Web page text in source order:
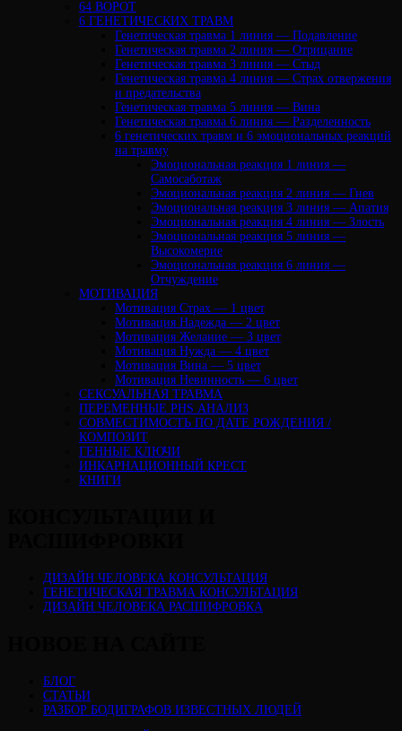
64 ВОРОТ
6 ГЕНЕТИЧЕСКИХ ТРАВМ
Генетическая травма 1 линия — Подавление
Генетическая травма 2 линия — Отрицание
Генетическая травма 3 линия — Стыд
Генетическая травма 4 линия — Страх отвержения
и предательства
Генетическая травма 5 линия — Вина
Генетическая травма 6 линия — Разделенность
6 генетических травм и 6 эмоциональных реакций
на травму
Эмоциональная реакция 1 линия —
Самосаботаж
Эмоциональная реакция 2 линия — Гнев
Эмоциональная реакция 3 линия — Апатия
Эмоциональная реакция 4 линия — Злость
Эмоциональная реакция 5 линия —
Высокомерие
Эмоциональная реакция 6 линия —
Отчуждение
МОТИВАЦИЯ
Мотивация Страх — 1 цвет
Мотивация Надежда — 2 цвет
Мотивация Желание — 3 цвет
Мотивация Нужда — 4 цвет
Мотивация Вина — 5 цвет
Мотивация Невинность — 6 цвет
СЕКСУАЛЬНАЯ ТРАВМА
ПЕРЕМЕННЫЕ PHS АНАЛИЗ
CОВМЕСТИМОСТЬ ПО ДАТЕ РОЖДЕНИЯ /
КОМПОЗИТ
ГЕННЫЕ КЛЮЧИ
ИНКАРНАЦИОННЫЙ КРЕСТ
КНИГИ
ДИЗАЙН ЧЕЛОВЕКА КОНСУЛЬТАЦИЯ
ГЕНЕТИЧЕСКАЯ ТРАВМА КОНСУЛЬТАЦИЯ
ДИЗАЙН ЧЕЛОВЕКА РАСШИФРОВКА
БЛОГ
СТАТЬИ
РАЗБОР БОДИГРАФОВ ИЗВЕСТНЫХ ЛЮДЕЙ